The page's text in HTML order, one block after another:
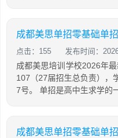
成都美思单招零基础单
点击：155 发布时间：
成都美思培训学校2026年
107（27届招生总负责），
7号。 单招是高中生求学的
成都美思单招零基础单